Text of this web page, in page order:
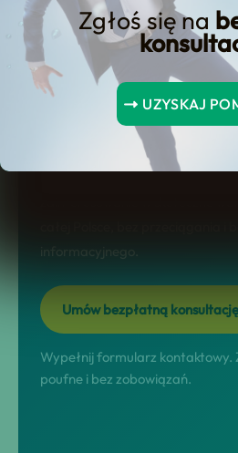
Zgłoś się na
UZYSKAJ
stałą stopą? Ta
przebudowana jako
sprzedażowy: jasno
etapy współpracy, FAQ
Naszym celem jest jedna rzecz:
informacyjnego.
Umów bezpłatną konsultację
Wypełnij formularz kontaktowy.
poufne i bez zobowiązań.